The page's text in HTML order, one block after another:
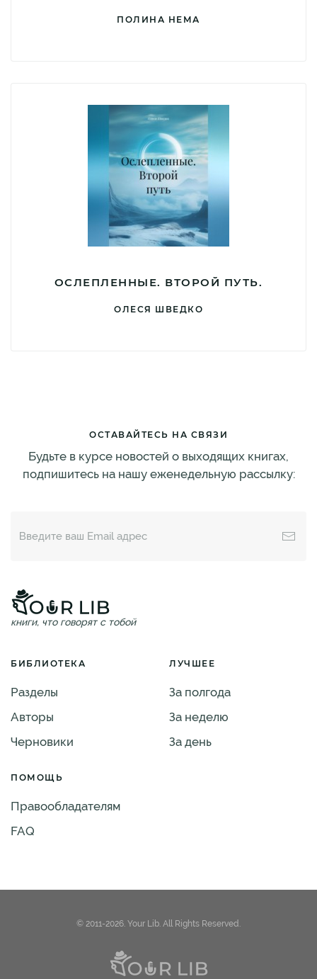
ПОЛИНА НЕМА
ОСЛЕПЛЕННЫЕ. ВТОРОЙ ПУТЬ.
ОЛЕСЯ ШВЕДКО
ОСТАВАЙТЕСЬ НА СВЯЗИ
Будьте в курсе новостей о выходящих книгах,
подпишитесь на нашу еженедельную рассылку:
книги, что говорят с тобой
БИБЛИОТЕКА
Разделы
Авторы
Черновики
ЛУЧШЕЕ
За полгода
За неделю
За день
ПОМОЩЬ
Правообладателям
FAQ
© 2011-2026. Your Lib. All Rights Reserved.